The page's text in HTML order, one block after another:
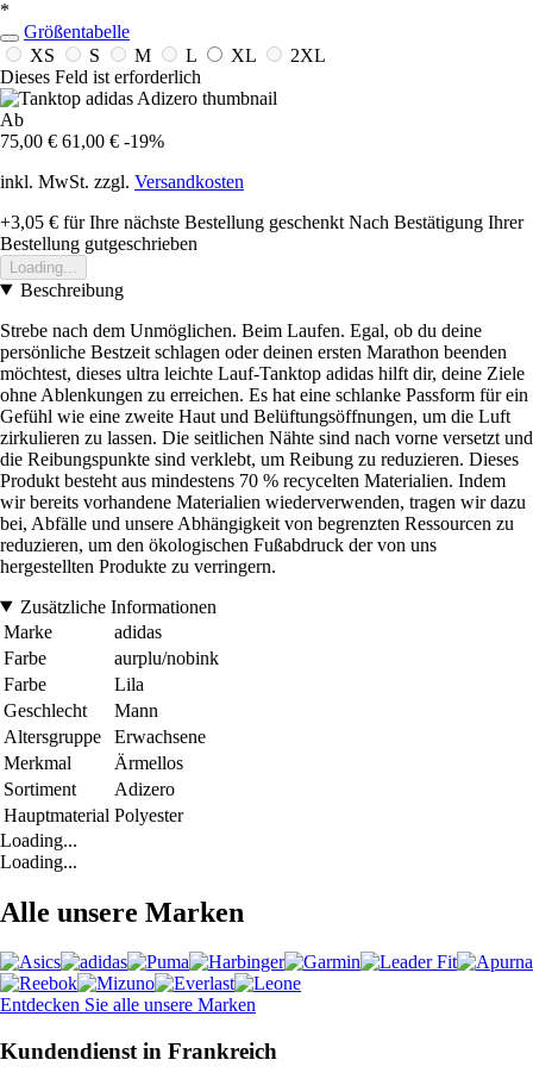
*
Größentabelle
XS
S M L XL
2XL
Dieses Feld ist erforderlich
Ab
75,00 € 61,00 € -19%
inkl. MwSt. zzgl. Versandkosten
+3,05 € für Ihre nächste Bestellung geschenkt Nach Bestätigung Ihrer
Bestellung gutgeschrieben
Loading...
Beschreibung
Strebe nach dem Unmöglichen. Beim Laufen. Egal, ob du deine
persönliche Bestzeit schlagen oder deinen ersten Marathon beenden
möchtest, dieses ultra leichte Lauf-Tanktop adidas hilft dir, deine Ziele
ohne Ablenkungen zu erreichen. Es hat eine schlanke Passform für ein
Gefühl wie eine zweite Haut und Belüftungsöffnungen, um die Luft
zirkulieren zu lassen. Die seitlichen Nähte sind nach vorne versetzt und
die Reibungspunkte sind verklebt, um Reibung zu reduzieren. Dieses
Produkt besteht aus mindestens 70 % recycelten Materialien. Indem
wir bereits vorhandene Materialien wiederverwenden, tragen wir dazu
bei, Abfälle und unsere Abhängigkeit von begrenzten Ressourcen zu
reduzieren, um den ökologischen Fußabdruck der von uns
hergestellten Produkte zu verringern.
Zusätzliche Informationen
Marke
adidas
Farbe
aurplu/nobink
Farbe
Lila
Geschlecht
Mann
Altersgruppe
Erwachsene
Merkmal
Ärmellos
Sortiment
Adizero
Hauptmaterial Polyester
Loading...
Loading...
Alle unsere Marken
Entdecken Sie alle unsere Marken
Kundendienst in Frankreich